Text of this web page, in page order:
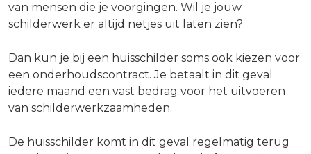
van mensen die je voorgingen. Wil je jouw
schilderwerk er altijd netjes uit laten zien?
Dan kun je bij een huisschilder soms ook kiezen voor
een onderhoudscontract. Je betaalt in dit geval
iedere maand een vast bedrag voor het uitvoeren
van schilderwerkzaamheden.
De huisschilder komt in dit geval regelmatig terug